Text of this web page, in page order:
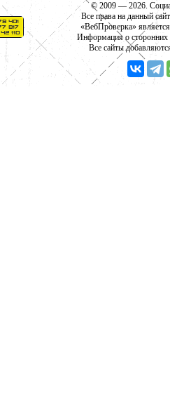
© 2009 — 2026.
Все права на данный
«ВебПроверка»
Информация о сторонних
Все сайты